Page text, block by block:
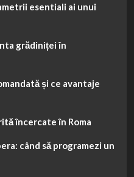
esentiali ai unui
grădiniței în
și ce avantaje
încercate în Roma
când să programezi un